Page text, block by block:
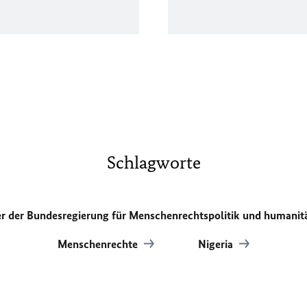
Schlagworte
der Bundesregierung für Menschenrechtspolitik und
Menschenrechte Nigeria